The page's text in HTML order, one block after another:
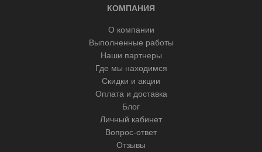
КОМПАНИЯ
О компании
Выполненные работы
Наши партнеры
Где мы находимся
Скидки и акции
Оплата и доставка
Блог
Личный кабинет
Вопрос-ответ
Отзывы